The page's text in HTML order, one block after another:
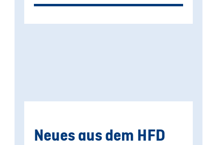
Neues aus dem HFD